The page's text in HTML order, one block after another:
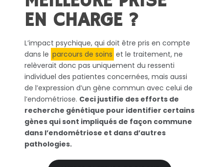
EN CHARGE ?
L’impact psychique, qui doit être pris en compte
dans le parcours de soins et le traitement, ne
relèverait donc pas uniquement du ressenti
individuel des patientes concernées, mais aussi
de l’expression d’un gène commun avec celui de
l’endométriose. Ceci justifie des efforts de
recherche génétique pour identifier certains
gènes qui sont impliqués de façon commune
dans l’endométriose et dans d’autres
pathologies.